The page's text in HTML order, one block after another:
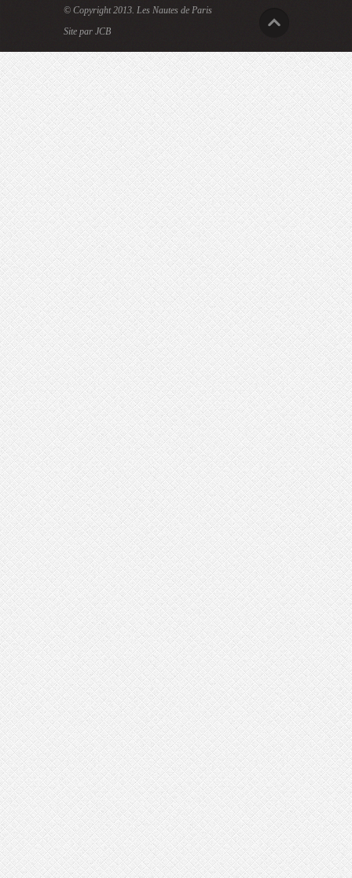
© Copyright 2013. Les Nautes de Paris
Site par JCB